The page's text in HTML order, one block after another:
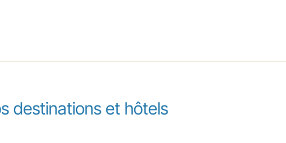
destinations et hôtels